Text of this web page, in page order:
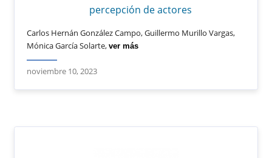
percepción de actores
Carlos Hernán González Campo, Guillermo Murillo Vargas,
Mónica García Solarte,ver más
noviembre 10, 2023